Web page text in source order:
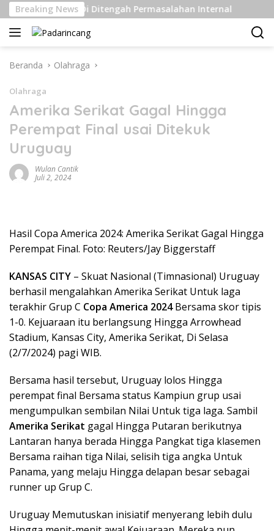
Langsung
ke
konten
Breaking News
Berat Di Ditengah Permasalahan Internal
Beranda Olahraga
Olahraga
Amerika Serikat Gagal Hingga
Perempat Final usai Ditekuk
Uruguay
Wulan Cantik
Juli 2, 2024
Hasil Copa America 2024: Amerika Serikat Gagal Hingga
Perempat Final. Foto: Reuters/Jay Biggerstaff
KANSAS CITY – Skuat Nasional (Timnasional) Uruguay
berhasil mengalahkan Amerika Serikat Untuk laga
terakhir Grup C Copa America 2024Bersama skor tipis
1-0. Kejuaraan itu berlangsung Hingga Arrowhead
Stadium, Kansas City, Amerika Serikat, Di Selasa
(2/7/2024) pagi WIB.
Bersama hasil tersebut, Uruguay lolos Hingga
perempat final Bersama status Kampiun grup usai
mengumpulkan sembilan Nilai Untuk tiga laga. Sambil
Amerika Serikat gagal Hingga Putaran berikutnya
Lantaran hanya berada Hingga Pangkat tiga klasemen
Bersama raihan tiga Nilai, selisih tiga angka Untuk
Panama, yang melaju Hingga delapan besar sebagai
runner up Grup C.
Uruguay Memutuskan inisiatif menyerang lebih dulu